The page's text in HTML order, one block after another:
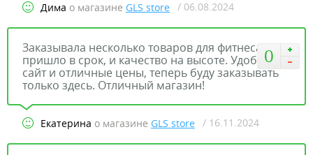
Дима о магазине GLS store / 06.08.2024
0
Заказывала несколько товаров для фитнеса. Все
пришло в срок, и качество на высоте. Удобный
сайт и отличные цены, теперь буду заказывать
только здесь. Отличный магазин!
Екатерина о магазине GLS store / 16.11.2024